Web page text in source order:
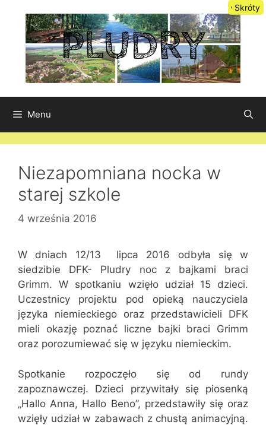
Skróty
Menu
Niezapomniana nocka w
starej szkole
4 września 2016
W dniach 12/13 lipca 2016 odbyła się w
siedzibie DFK- Pludry noc z bajkami braci
Grimm. W spotkaniu wzięło udział 15 dzieci.
Uczestnicy projektu pod opieką nauczyciela
języka niemieckiego oraz przedstawicieli DFK
mieli okazję poznać liczne bajki braci Grimm
oraz porozumiewać się w języku niemieckim.
Spotkanie rozpoczęło się od rundy
zapoznawczej. Dzieci przywitały się piosenką
„Hallo Anna, Hallo Beno”, przedstawiły się oraz
wzięły udział w zabawach z chustą animacyjną.